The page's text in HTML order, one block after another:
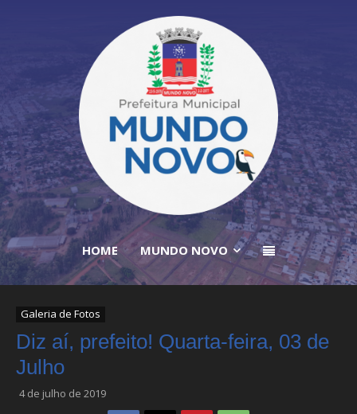
HOME MUNDO NOVO
Galeria de Fotos
Diz aí, prefeito! Quarta-feira, 03 de
Julho
4 de julho de 2019